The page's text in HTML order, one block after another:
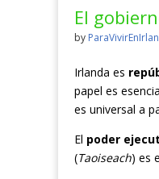
El
by
Irlanda es
papel es
es universal a
El poder
(Taoiseach) es